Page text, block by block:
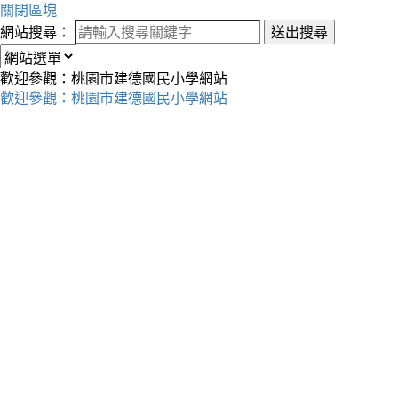
關閉區塊
網站搜尋：
送出搜尋
歡迎參觀：桃園市建德國民小學網站
歡迎參觀：桃園市建德國民小學網站